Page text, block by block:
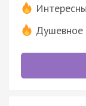
Душевное